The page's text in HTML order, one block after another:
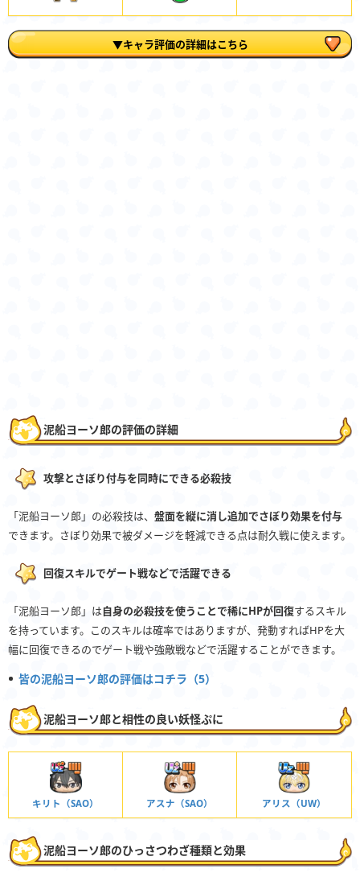
▼キャラ評価の詳細はこちら
泥船ヨーソ郎の評価の詳細
攻撃とさぼり付与を同時にできる必殺技
「泥船ヨーソ郎」の必殺技は、 盤面を縦に消し追加でさぼり効果を付与
できます。さぼり効果で被ダメージを軽減できる点は耐久戦に使えます。
回復スキルでゲート戦などで活躍できる
「泥船ヨーソ郎」は自身の必殺技を使うことで稀にHPが回復するスキル
を持っています。このスキルは確率ではありますが、発動すればHPを大
幅に回復できるのでゲート戦や強敵戦などで活躍することができます。
皆の泥船ヨーソ郎の評価はコチラ（5）
泥船ヨーソ郎と相性の良い妖怪ぷに
キリト（SAO） アスナ（SAO） アリス（UW）
泥船ヨーソ郎のひっさつわざ種類と効果